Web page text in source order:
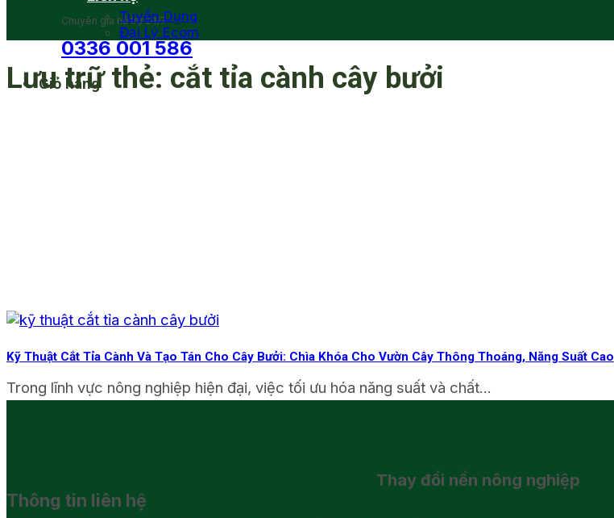
Chuyên gia hỗ trợ 24/7
0336 001 586
Giỏ hàng
Tuyển Dụng
Đại Lý Ecom
Lưu trữ thẻ: cắt tỉa cành cây bưởi
Kỹ Thuật Cắt Tỉa Cành Và Tạo Tán Cho Cây Bưởi: Chìa Khóa Cho Vườn Cây Thông Thoáng, Năng Suất Cao
Trong lĩnh vực nông nghiệp hiện đại, việc tối ưu hóa năng suất và chất...
Thay đổi nền nông nghiệp
Thông tin liên hệ